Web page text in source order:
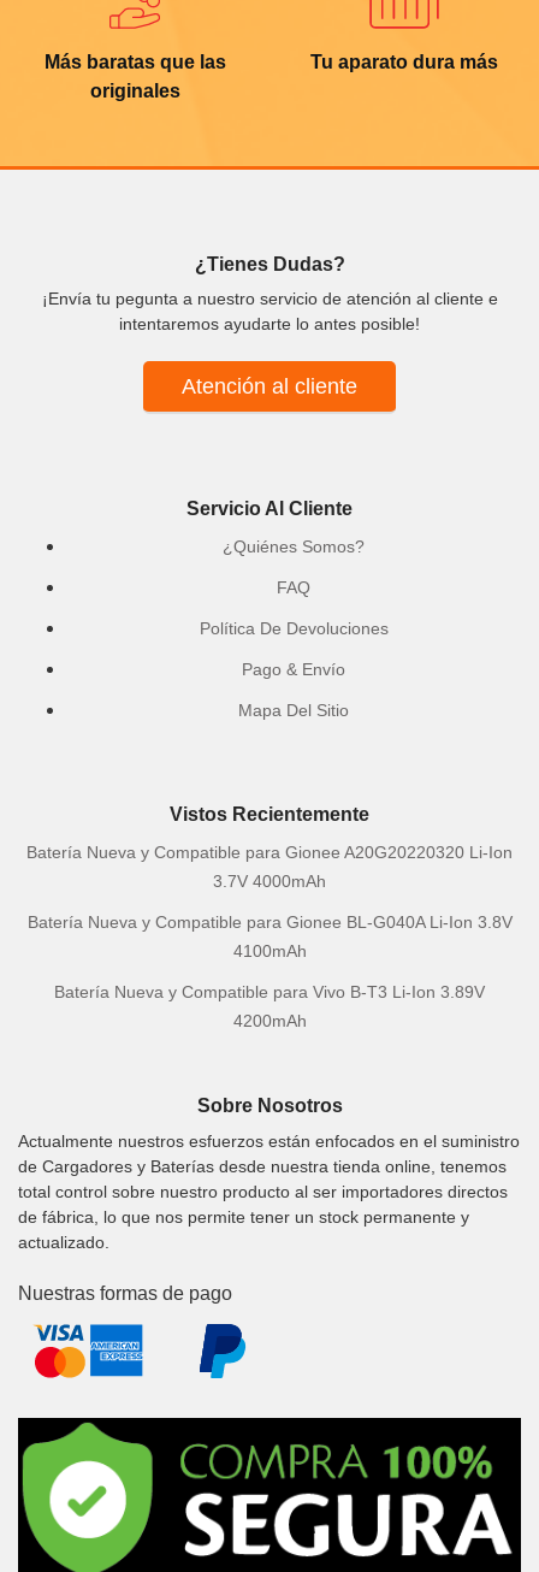
Más baratas que las
originales
Tu aparato dura más
¿Tienes Dudas?
¡Envía tu pegunta a nuestro servicio de atención al cliente e
intentaremos ayudarte lo antes posible!
Atención al cliente
Servicio Al Cliente
¿Quiénes Somos?
FAQ
Política De Devoluciones
Pago & Envío
Mapa Del Sitio
Vistos Recientemente
Batería Nueva y Compatible para Gionee A20G20220320 Li-Ion
3.7V 4000mAh
Batería Nueva y Compatible para Gionee BL-G040A Li-Ion 3.8V
4100mAh
Batería Nueva y Compatible para Vivo B-T3 Li-Ion 3.89V
4200mAh
Sobre Nosotros
Actualmente nuestros esfuerzos están enfocados en el suministro
de Cargadores y Baterías desde nuestra tienda online, tenemos
total control sobre nuestro producto al ser importadores directos
de fábrica, lo que nos permite tener un stock permanente y
actualizado.
Nuestras formas de pago